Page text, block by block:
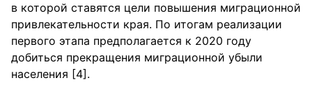
в которой ставятся цели повышения миграционной
привлекательности края. По итогам реализации
первого этапа предполагается к 2020 году
добиться прекращения миграционной убыли
населения [4].